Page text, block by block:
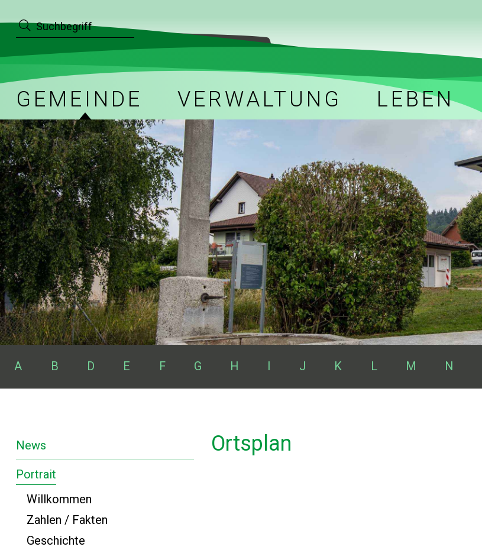
SchnellnavigationSuche starten
Hauptnavigation
GEMEINDE VERWALTUNG LEBEN
Seiten von A bis Z
Themen:
A B D E F G H J K L M N
News
Portrait
Willkommen
Zahlen / Fakten
Geschichte
Ortsplan